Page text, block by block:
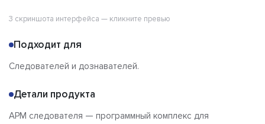
3 скриншота интерфейса — кликните превью
Подходит для
Следователей и дознавателей.
Детали продукта
АРМ следователя — программный комплекс для